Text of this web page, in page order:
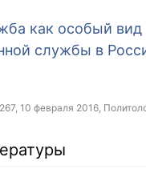
как особый вид
службы в
10 февраля 2016,